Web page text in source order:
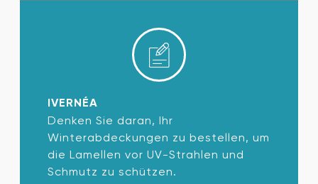
IVERNÉA
Denken Sie daran, Ihr
Winterabdeckungen zu bestellen, um
die Lamellen vor UV-Strahlen und
Schmutz zu schützen.